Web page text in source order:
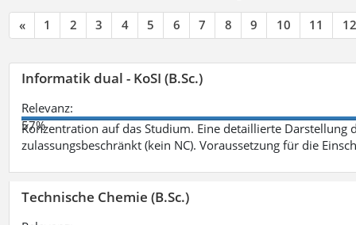
« 1 2 3 4 5 6 7 8 9 10 11 12
Informatik dual - KoSI (B.Sc.)
Relevanz:
57%
Konzentration auf das Studium. Eine detaillierte
zulassungsbeschränkt (kein NC). Voraussetzung für die
Technische Chemie (B.Sc.)